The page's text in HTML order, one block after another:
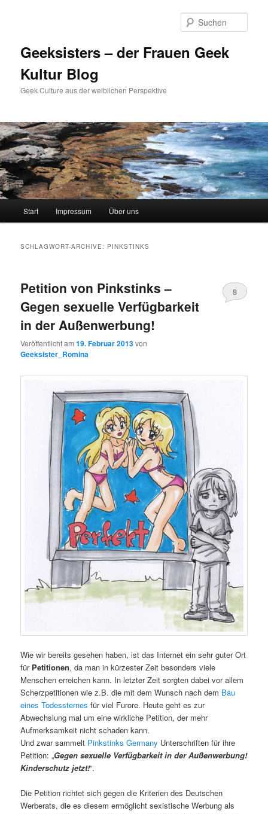
Geeksisters – der Frauen Geek
Kultur Blog
Geek Culture aus der weiblichen Perspektive
Start Impressum Über uns
SCHLAGWORT-ARCHIVE: PINKSTINKS
Petition von Pinkstinks –
Gegen sexuelle Verfügbarkeit
in der Außenwerbung!
Veröffentlicht am19. Februar 2013von
Geeksister_Romina
8
Wie wir bereits gesehen haben, ist das Internet ein sehr guter Ort
für Petitionen, da man in kürzester Zeit besonders viele
Menschen erreichen kann. In letzter Zeit sorgten dabei vor allem
Scherzpetitionen wie z.B. die mit dem Wunsch nach dem Bau
eines Todessternes für viel Furore. Heute geht es zur
Abwechslung mal um eine wirkliche Petition, der mehr
Aufmerksamkeit nicht schaden kann.
Und zwar sammelt Pinkstinks Germany Unterschriften für ihre
Petition: „Gegen sexuelle Verfügbarkeit in der Außenwerbung!
Kinderschutz jetzt!“.
Die Petition richtet sich gegen die Kriterien des Deutschen
Werberats, die es diesem ermöglicht sexistische Werbung als